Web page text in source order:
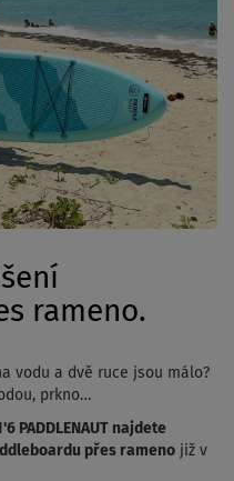
rameno.
vodu a dvě ruce jsou málo?
prkno…
PADDLENAUT najdete
přes rameno již v